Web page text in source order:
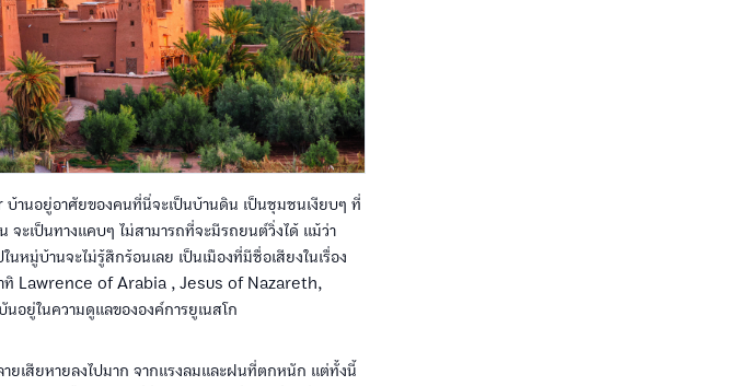
บ้านอยู่อาศัยของคนที่นี่จะเป็นบ้านดิน เป็นชุมชนเงียบๆ ที่
ะเป็นทางแคบๆ ไม่สามารถที่จะมีรถยนต์วิ่งได้ แม้ว่า
หมู่บ้านจะไม่รู้สึกร้อนเลย เป็นเมืองที่มีชื่อเสียงในเรื่อง
าทิ Lawrence of Arabia , Jesus of Nazareth,
ยู่ในความดูแลขององค์การยูเนสโก
ยเสียหายลงไปมาก จากแรงลมและฝนที่ตกหนัก แต่ทั้งนี้